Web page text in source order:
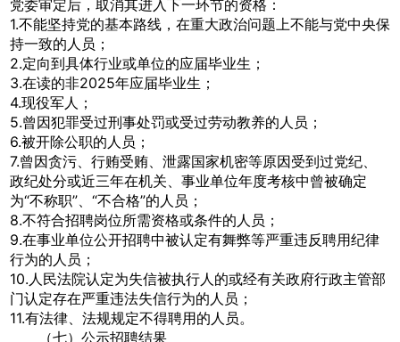
党委审定后，取消其进入下一环节的资格：
1.不能坚持党的基本路线，在重大政治问题上不能与党中央保
持一致的人员；
2.定向到具体行业或单位的应届毕业生；
3.在读的非2025年应届毕业生；
4.现役军人；
5.曾因犯罪受过刑事处罚或受过劳动教养的人员；
6.被开除公职的人员；
7.曾因贪污、行贿受贿、泄露国家机密等原因受到过党纪、
政纪处分或近三年在机关、事业单位年度考核中曾被确定
为“不称职”、“不合格”的人员；
8.不符合招聘岗位所需资格或条件的人员；
9.在事业单位公开招聘中被认定有舞弊等严重违反聘用纪律
行为的人员；
10.人民法院认定为失信被执行人的或经有关政府行政主管部
门认定存在严重违法失信行为的人员；
11.有法律、法规规定不得聘用的人员。
（七）公示招聘结果